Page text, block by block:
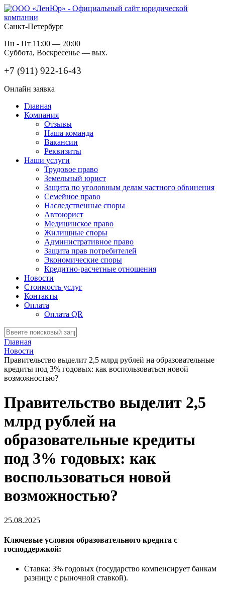
Санкт-Петербург
Пн - Пт 11:00 — 20:00
Суббота, Воскресенье — вых.
+7 (911) 922-16-43
Онлайн заявка
Главная
Компания
Отзывы
Наша команда
Вакансии
Реквизиты
Наши услуги
Трудовое право
Земельный юрист
Защита по уголовным делам частного обвинения
Семейное право
Наследственные споры
Автоюрист
Медицинское право
Жилищные споры
Административное право
Защита прав потребителей
Экономические споры
Кредитно-расчетные отношения
Новости
Стоимость услуг
Контакты
Оплата
Оплата QR
Главная
Новости
Правительство выделит 2,5 млрд рублей на образовательные
кредиты под 3% годовых: как воспользоваться новой
возможностью?
Правительство выделит 2,5
млрд рублей на
образовательные кредиты
под 3% годовых: как
воспользоваться новой
возможностью?
25.08.2025
Ключевые условия образовательного кредита с
господдержкой:
Ставка: 3% годовых (государство компенсирует банкам
разницу с рыночной ставкой).